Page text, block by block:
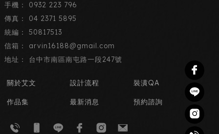
0932 223 796
04 2371 5895
50817513
arvin16188@gmail.com
台中市南區南屯路一段247號
關於艾文 設計流程 裝潢QA
作品集 最新消息 預約諮詢